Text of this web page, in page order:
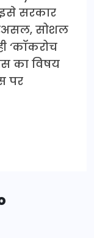
इसे सरकार
सोशल
‘कॉकरोच
का विषय
पर